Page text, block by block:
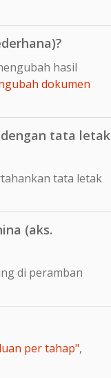
hasil
dokumen
tata letak
tata letak
(aks.
di peramban
per tahap",